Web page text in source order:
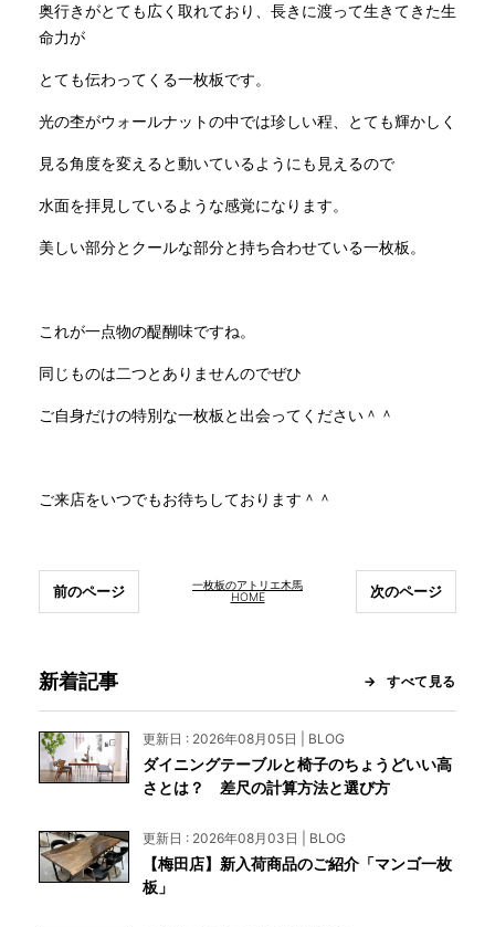
奥行きがとても広く取れており、長きに渡って生きてきた生
命力が
とても伝わってくる一枚板です。
光の杢がウォールナットの中では珍しい程、とても輝かしく
見る角度を変えると動いているようにも見えるので
水面を拝見しているような感覚になります。
美しい部分とクールな部分と持ち合わせている一枚板。
これが一点物の醍醐味ですね。
同じものは二つとありませんのでぜひ
ご自身だけの特別な一枚板と出会ってください＾＾
ご来店をいつでもお待ちしております＾＾
一枚板のアトリエ木馬
HOME
前のページ 次のページ
新着記事 すべて見る
更新日 : 2026年08月05日 | BLOG
ダイニングテーブルと椅子のちょうどいい高
さとは？ 差尺の計算方法と選び方
更新日 : 2026年08月03日 | BLOG
【梅田店】新入荷商品のご紹介「マンゴ一枚
板」